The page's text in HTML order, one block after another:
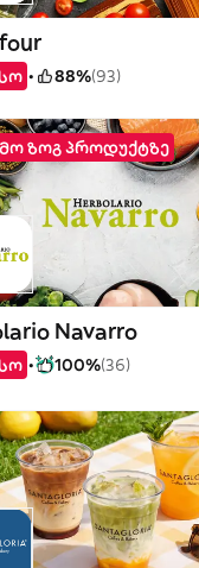
88%(93)
ზოგ პროდუქტზე
Navarro
100%(36)